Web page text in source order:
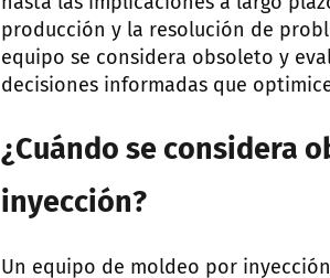
producción y la resolución de
equipo se considera obsoleto y
decisiones informadas que
¿Cuándo se considera
inyección?
Un equipo de moldeo por